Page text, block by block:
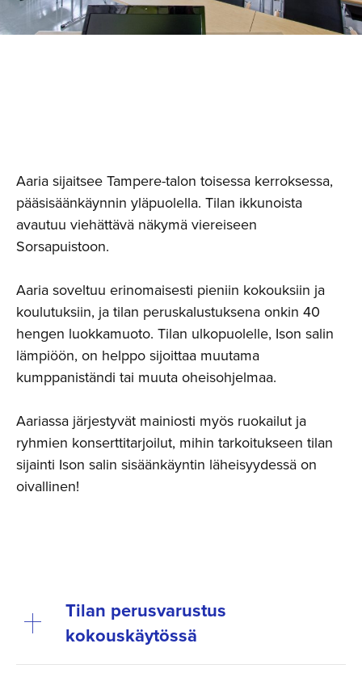
Aaria sijaitsee Tampere-talon toisessa kerroksessa,
pääsisäänkäynnin yläpuolella. Tilan ikkunoista
avautuu viehättävä näkymä viereiseen
Sorsapuistoon.
Aaria soveltuu erinomaisesti pieniin kokouksiin ja
koulutuksiin, ja tilan peruskalustuksena onkin 40
hengen luokkamuoto. Tilan ulkopuolelle, Ison salin
lämpiöön, on helppo sijoittaa muutama
kumppaniständi tai muuta oheisohjelmaa.
Aariassa järjestyvät mainiosti myös ruokailut ja
ryhmien konserttitarjoilut, mihin tarkoitukseen tilan
sijainti Ison salin sisäänkäyntin läheisyydessä on
oivallinen!
Tilan perusvarustus
kokouskäytössä